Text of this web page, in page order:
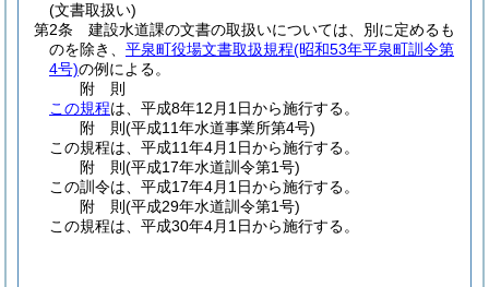
(文書取扱い)
第2条
建設水道課の文書の取扱いについては、別に定めるも
のを除き、 平泉町役場文書取扱規程(昭和53年平泉町訓令第
4号)の例による。
附 則
この規程は、平成8年12月1日から施行する。
附 則(平成11年水道事業所第4号)
この規程は、平成11年4月1日から施行する。
附 則(平成17年水道訓令第1号)
この訓令は、平成17年4月1日から施行する。
附 則(平成29年水道訓令第1号)
この規程は、平成30年4月1日から施行する。